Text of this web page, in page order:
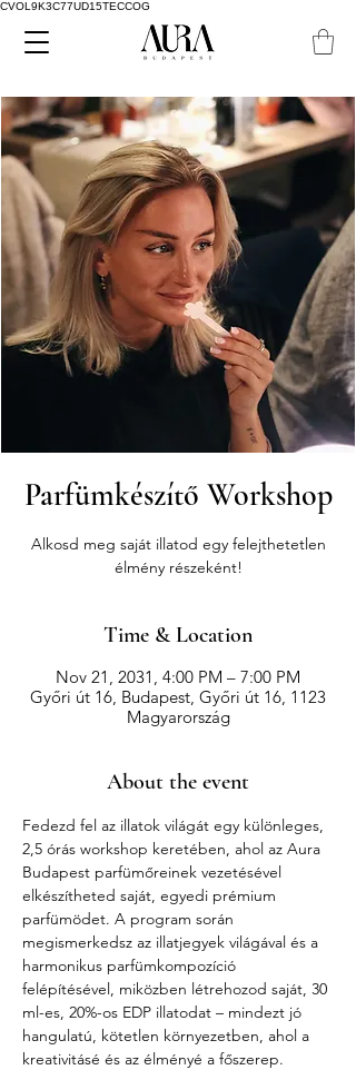
CVOL9K3C77UD15TECCOG
Parfümkészítő Workshop
Alkosd meg saját illatod egy felejthetetlen
élmény részeként!
Time & Location
Nov 21, 2031, 4:00 PM – 7:00 PM
Győri út 16, Budapest, Győri út 16, 1123
Magyarország
About the event
Fedezd fel az illatok világát egy különleges,
2,5 órás workshop keretében, ahol az Aura
Budapest parfümőreinek vezetésével
elkészítheted saját, egyedi prémium
parfümödet. A program során
megismerkedsz az illatjegyek világával és a
harmonikus parfümkompozíció
felépítésével, miközben létrehozod saját, 30
ml-es, 20%-os EDP illatodat – mindezt jó
hangulatú, kötetlen környezetben, ahol a
kreativitásé és az élményé a főszerep.